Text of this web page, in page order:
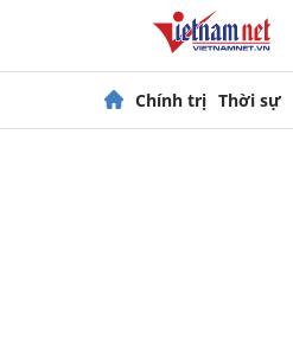
Chính trị Thời sự